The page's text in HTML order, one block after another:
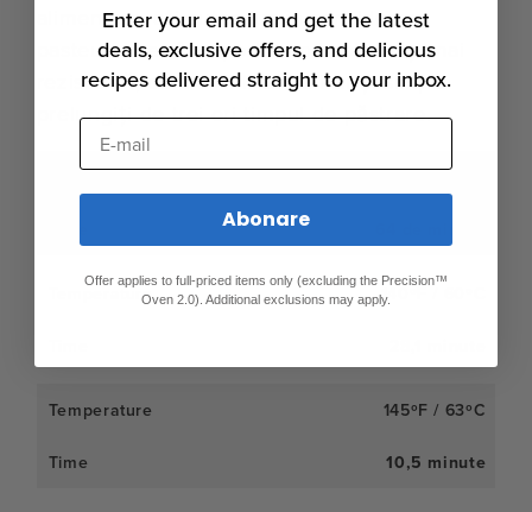
alimentare, ați putea lua în considerare
pasteurizarea în raport cu o bacterie și mai
rezistentă, cum ar fi listeria. Pur și simplu
prelungiți de trei ori timpul de păstrare.
136ºF / 58ºC
140ºF / 60ºC
145ºF / 63ºC
10,5 minute
Enter your email and get the latest
deals, exclusive offers, and delicious
recipes delivered straight to your inbox.
E-mail
Abonare
Offer applies to full-priced items only (excluding the Precision™
Oven 2.0). Additional exclusions may apply.